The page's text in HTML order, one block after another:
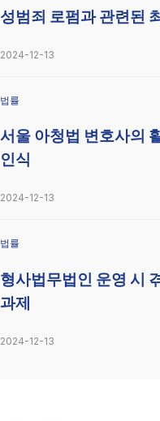
성범죄 로펌과 관련된
2024-12-13
법률
서울 아청법 변호사의
인식
2024-12-13
법률
형사법무법인 운영 시
과제
2024-12-13